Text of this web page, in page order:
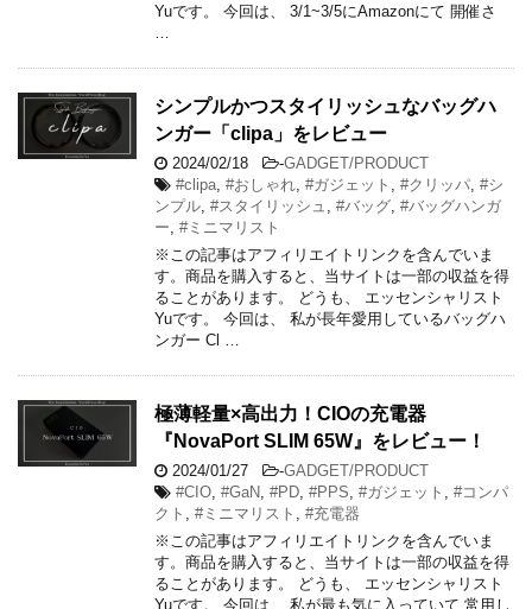
Yuです。 今回は、 3/1~3/5にAmazonにて 開催さ
シンプルかつスタイリッシュなバッグハ
ンガー「clipa」をレビュー
2024/02/18 -GADGET/PRODUCT
#clipa #おしゃれ #ガジェット #クリッパ #シ
ンプル #スタイリッシュ #バッグ #バッグハンガ
ー #ミニマリスト
※この記事はアフィリエイトリンクを含んでいま
す。商品を購入すると、当サイトは一部の収益を得
ることがあります。 どうも、 エッセンシャリスト
Yuです。 今回は、 私が長年愛用しているバッグハ
ンガー Cl …
極薄軽量×高出力！CIOの充電器
『NovaPort SLIM 65W』をレビュー！
2024/01/27 -GADGET/PRODUCT
#CIO #GaN #PD #PPS #ガジェット
#コンパ
クト
#ミニマリスト
#充電器
※この記事はアフィリエイトリンクを含んでいま
す。商品を購入すると、当サイトは一部の収益を得
ることがあります。 どうも、 エッセンシャリスト
Yuです。 今回は、 私が最も気に入っていて 常用し